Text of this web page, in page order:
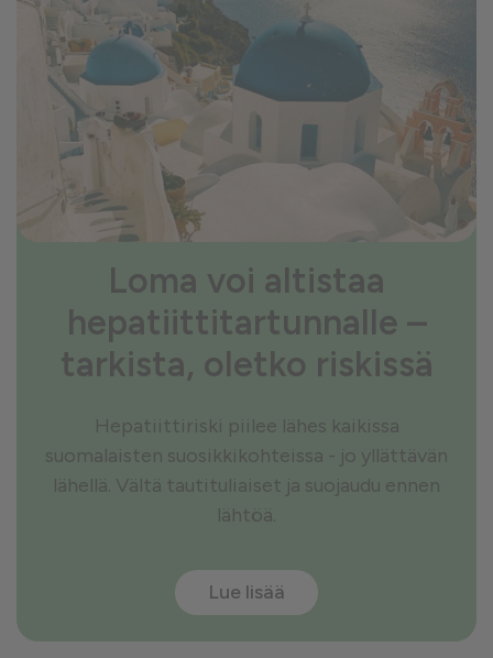
Loma voi altistaa
hepatiittitartunnalle –
tarkista, oletko riskissä
Hepatiittiriski piilee lähes kaikissa
suomalaisten suosikkikohteissa - jo yllättävän
lähellä. Vältä tautituliaiset ja suojaudu ennen
lähtöä.
Lue lisää